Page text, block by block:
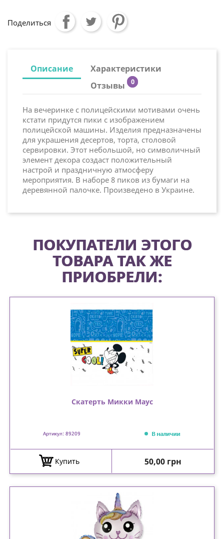
Поделиться
Описание
Характеристики
Отзывы
0
На вечеринке с полицейскими мотивами очень
кстати придутся пики с изображением
полицейской машины. Изделия предназначены
для украшения десертов, торта, столовой
сервировки. Этот небольшой, но символичный
элемент декора создаст положительный
настрой и праздничную атмосферу
мероприятия. В наборе 8 пиков из бумаги на
деревянной палочке. Произведено в Украине.
ПОКУПАТЕЛИ ЭТОГО
ТОВАРА ТАК ЖЕ
ПРИОБРЕЛИ:
Скатерть Микки Маус
Артикул: 89209 В наличии
Купить Цена
50,00 грн